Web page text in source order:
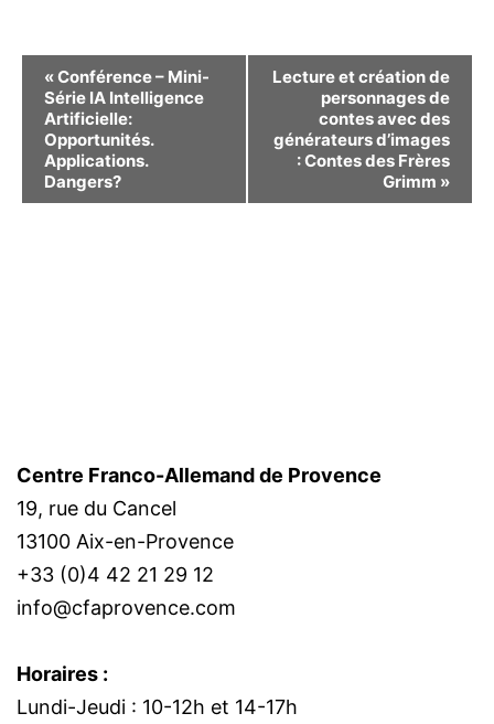
Navigation
Évènement
«Conférence – Mini-
Série IA Intelligence
Artificielle:
Opportunités.
Applications.
Dangers?
Lecture et création de
personnages de
contes avec des
générateurs d’images
: Contes des Frères
Grimm »
Centre Franco-Allemand de Provence
19, rue du Cancel
13100 Aix-en-Provence
+33 (0)4 42 21 29 12
info@cfaprovence.com
Horaires :
Lundi-Jeudi : 10-12h et 14-17h